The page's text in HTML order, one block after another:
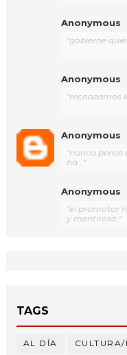
Anonymous
"gobierne
Anonymous
"rechazamos
Anonymous
"nunca
ha..."
Anonymous
"el promotor
y mentiroso "
TAGS
AL DÍA